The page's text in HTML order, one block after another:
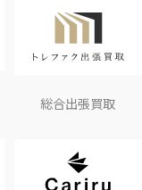
総合出張買取